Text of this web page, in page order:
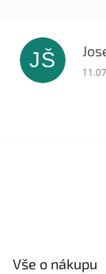
hvězdiček.
JŠ
Vše o nákupu